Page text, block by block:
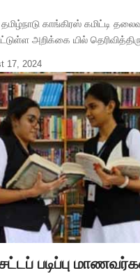
காங்கிரஸ் கமிட்டி
அறிக்கை யில்
17, 2024
படிப்பு